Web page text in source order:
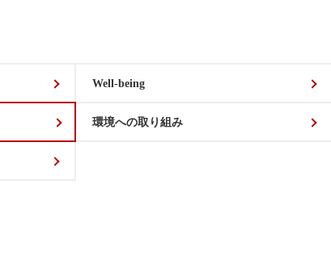
Well-being
環境への取り組み